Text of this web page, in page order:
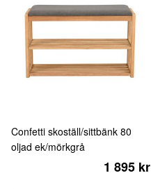
Confetti skoställ/sittbänk 80
oljad ek/mörkgrå
1 895 kr